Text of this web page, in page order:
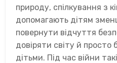
природу, спілкування з
допомагають дітям
повернути відчуття
довіряти світу й
дітьми. Під час війни